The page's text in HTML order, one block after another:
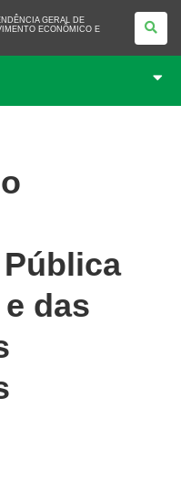
GERAL DE
ECONÔMICO E
das